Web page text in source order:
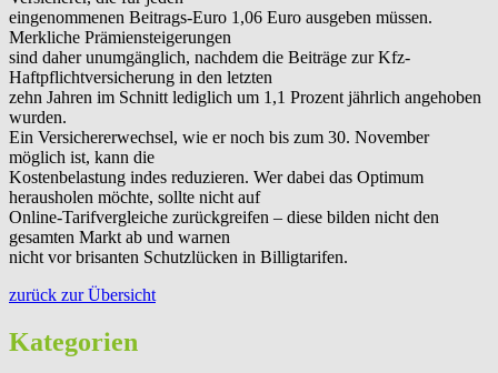
eingenommenen Beitrags-Euro 1,06 Euro ausgeben müssen.
Merkliche Prämiensteigerungen
sind daher unumgänglich, nachdem die Beiträge zur Kfz-
Haftpflichtversicherung in den letzten
zehn Jahren im Schnitt lediglich um 1,1 Prozent jährlich angehoben
wurden.
Ein Versichererwechsel, wie er noch bis zum 30. November
möglich ist, kann die
Kostenbelastung indes reduzieren. Wer dabei das Optimum
herausholen möchte, sollte nicht auf
Online-Tarifvergleiche zurückgreifen – diese bilden nicht den
gesamten Markt ab und warnen
nicht vor brisanten Schutzlücken in Billigtarifen.
zurück zur Übersicht
Kategorien